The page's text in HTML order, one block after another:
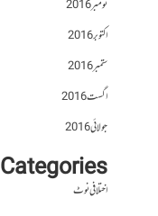
نومبر 2016
اکتوبر 2016
ستمبر 2016
اگست 2016
جولائی 2016
Categories
اختلافی نوٹ